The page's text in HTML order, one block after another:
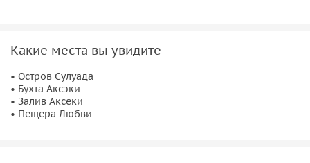
Какие места вы увидите
• Остров Сулуада
• Бухта Аксэки
• Залив Аксеки
• Пещера Любви